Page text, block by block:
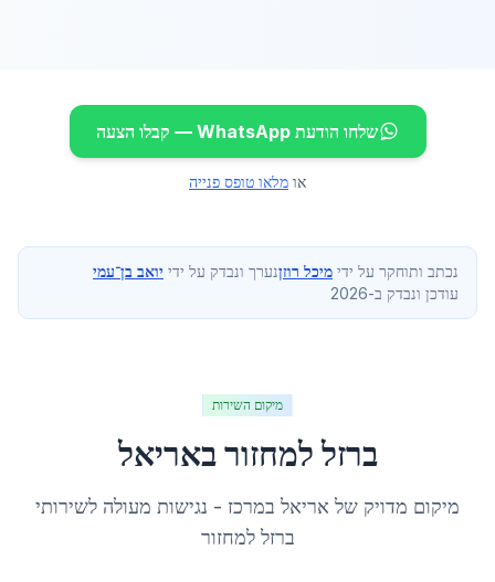
שלחו הודעת WhatsApp — קבלו הצעה
או מלאו טופס פנייה
נכתב ותוחקר על ידי מיכל רוזןנערך ונבדק על ידי יואב בן־עמי
עודכן ונבדק ב-2026
מיקום השירות
ברזל למחזורבאריאל
מיקום מדויק של אריאל במרכז - נגישות מעולה לשירותי
ברזל למחזור